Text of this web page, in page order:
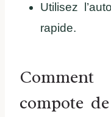
Utilisez
rapide.
compote